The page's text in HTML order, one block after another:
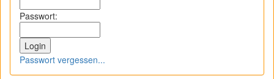
Passwort:
Passwort vergessen...